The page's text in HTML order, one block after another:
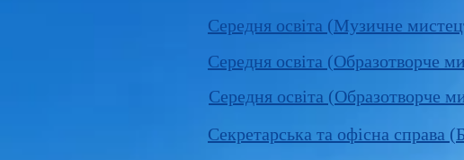
Середня освіта (Музичне
Середня освіта (Образотворче
Середня освіта (Образотворче
Секретарська та офісна справа